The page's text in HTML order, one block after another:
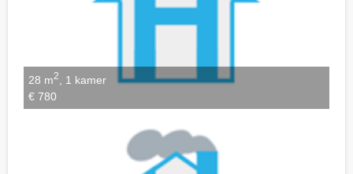
28 m2
, 1 kamer
€ 780